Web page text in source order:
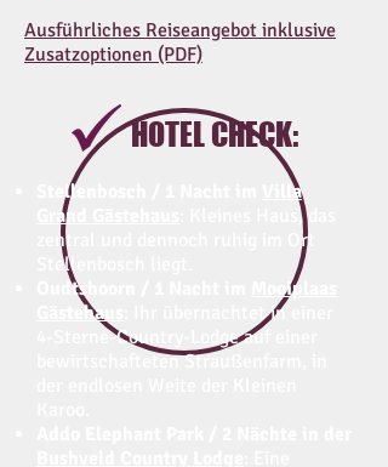
Ausführliches Reiseangebot inklusive
Zusatzoptionen (PDF)
HOTEL CHECK:
Stellenbosch / 1 Nacht im
Villa
Grand Gästehaus
: Kleines Haus, das
zentral und dennoch ruhig im Ort
Stellenbosch liegt.
Oudtshoorn / 1 Nacht im
Mooiplaas
Gästehaus
: Ihr übernachtet in einer
4-Sterne-Country-Lodge auf einer
bewirtschafteten Straußenfarm, in